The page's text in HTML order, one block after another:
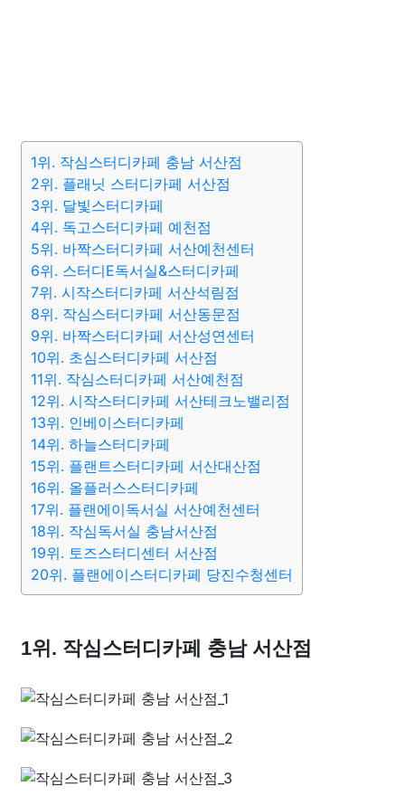
1위. 작심스터디카페 충남 서산점
2위. 플래닛 스터디카페 서산점
3위. 달빛스터디카페
4위. 독고스터디카페 예천점
5위. 바짝스터디카페 서산예천센터
6위. 스터디E독서실&스터디카페
7위. 시작스터디카페 서산석림점
8위. 작심스터디카페 서산동문점
9위. 바짝스터디카페 서산성연센터
10위. 초심스터디카페 서산점
11위. 작심스터디카페 서산예천점
12위. 시작스터디카페 서산테크노밸리점
13위. 인베이스터디카페
14위. 하늘스터디카페
15위. 플랜트스터디카페 서산대산점
16위. 올플러스스터디카페
17위. 플랜에이독서실 서산예천센터
18위. 작심독서실 충남서산점
19위. 토즈스터디센터 서산점
20위. 플랜에이스터디카페 당진수청센터
1위. 작심스터디카페 충남 서산점